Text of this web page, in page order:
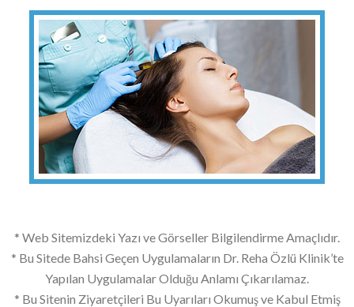
* Web Sitemizdeki Yazı ve Görseller Bilgilendirme Amaçlıdır.
* Bu Sitede Bahsi Geçen Uygulamaların Dr. Reha Özlü Klinik’te
Yapılan Uygulamalar Olduğu Anlamı Çıkarılamaz.
* Bu Sitenin Ziyaretçileri Bu Uyarıları Okumuş ve Kabul Etmiş